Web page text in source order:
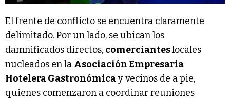
El frente de conflicto se encuentra claramente
delimitado. Por un lado, se ubican los
damnificados directos, comercianteslocales
nucleados en la Asociación Empresaria
Hotelera Gastronómicay vecinos de a pie,
quienes comenzaron a coordinar reuniones